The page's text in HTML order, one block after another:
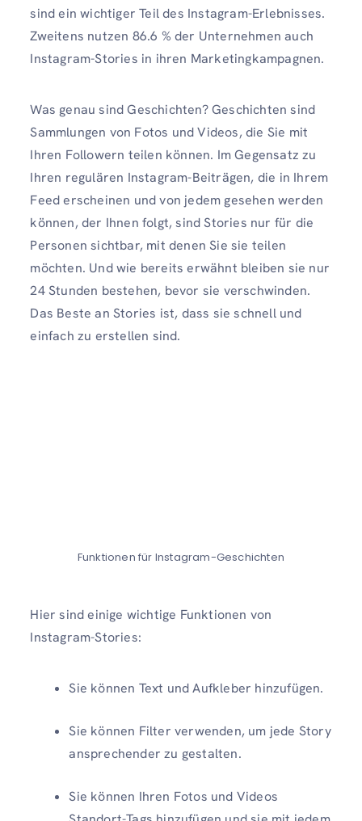
sind ein wichtiger Teil des Instagram-Erlebnisses.
Zweitens nutzen 86.6 % der Unternehmen auch
Instagram-Stories in ihren Marketingkampagnen.
Was genau sind Geschichten? Geschichten sind
Sammlungen von Fotos und Videos, die Sie mit
Ihren Followern teilen können. Im Gegensatz zu
Ihren regulären Instagram-Beiträgen, die in Ihrem
Feed erscheinen und von jedem gesehen werden
können, der Ihnen folgt, sind Stories nur für die
Personen sichtbar, mit denen Sie sie teilen
möchten. Und wie bereits erwähnt bleiben sie nur
24 Stunden bestehen, bevor sie verschwinden.
Das Beste an Stories ist, dass sie schnell und
einfach zu erstellen sind.
Funktionen für Instagram-Geschichten
Hier sind einige wichtige Funktionen von
Instagram-Stories:
Sie können Text und Aufkleber hinzufügen.
Sie können Filter verwenden, um jede Story
ansprechender zu gestalten.
Sie können Ihren Fotos und Videos